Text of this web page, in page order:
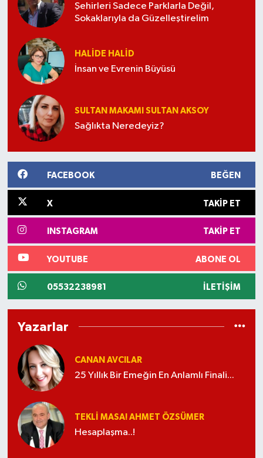
Şehirleri Sadece Parklarla Değil,
Sokaklarıyla da Güzelleştirelim
HALIDE HALID
İnsan ve Evrenin Büyüsü
SULTAN MAKAMI SULTAN AKSOY
Sağlıkta Neredeyiz?
FACEBOOK BEĞEN
X TAKIP ET
INSTAGRAM TAKIP ET
YOUTUBE ABONE OL
05532238981 İLETIŞIM
Yazarlar
CANAN AVCILAR
25 Yıllık Bir Emeğin En Anlamlı Finali...
TEKLI MASA! AHMET ÖZSÜMER
Hesaplaşma..!